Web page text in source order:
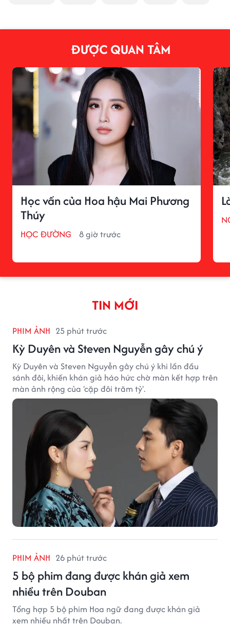
ĐƯỢC QUAN TÂM
Học vấn của Hoa hậu Mai Phương
Thúy
HỌC ĐƯỜNG 8 giờ trước
TIN MỚI
PHIM ẢNH 25 phút trước
Kỳ Duyên và Steven Nguyễn gây chú ý
Kỳ Duyên và Steven Nguyễn gây chú ý khi lần đầu
sánh đôi, khiến khán giả háo hức chờ màn kết hợp trên
màn ảnh rộng của 'cặp đôi trăm tỷ'.
PHIM ẢNH 26 phút trước
5 bộ phim đang được khán giả xem
nhiều trên Douban
Tổng hợp 5 bộ phim Hoa ngữ đang được khán giả
xem nhiều nhất trên Douban.